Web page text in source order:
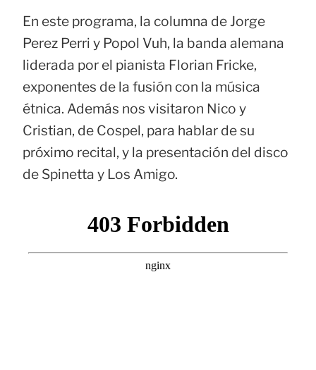
En este programa, la columna de Jorge
Perez Perri y Popol Vuh, la banda alemana
liderada por el pianista Florian Fricke,
exponentes de la fusión con la música
étnica. Además nos visitaron Nico y
Cristian, de Cospel, para hablar de su
próximo recital, y la presentación del disco
de Spinetta y Los Amigo.